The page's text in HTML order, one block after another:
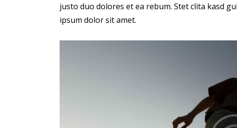
justo duo dolores et ea rebum. Stet clita kasd
ipsum dolor sit amet.